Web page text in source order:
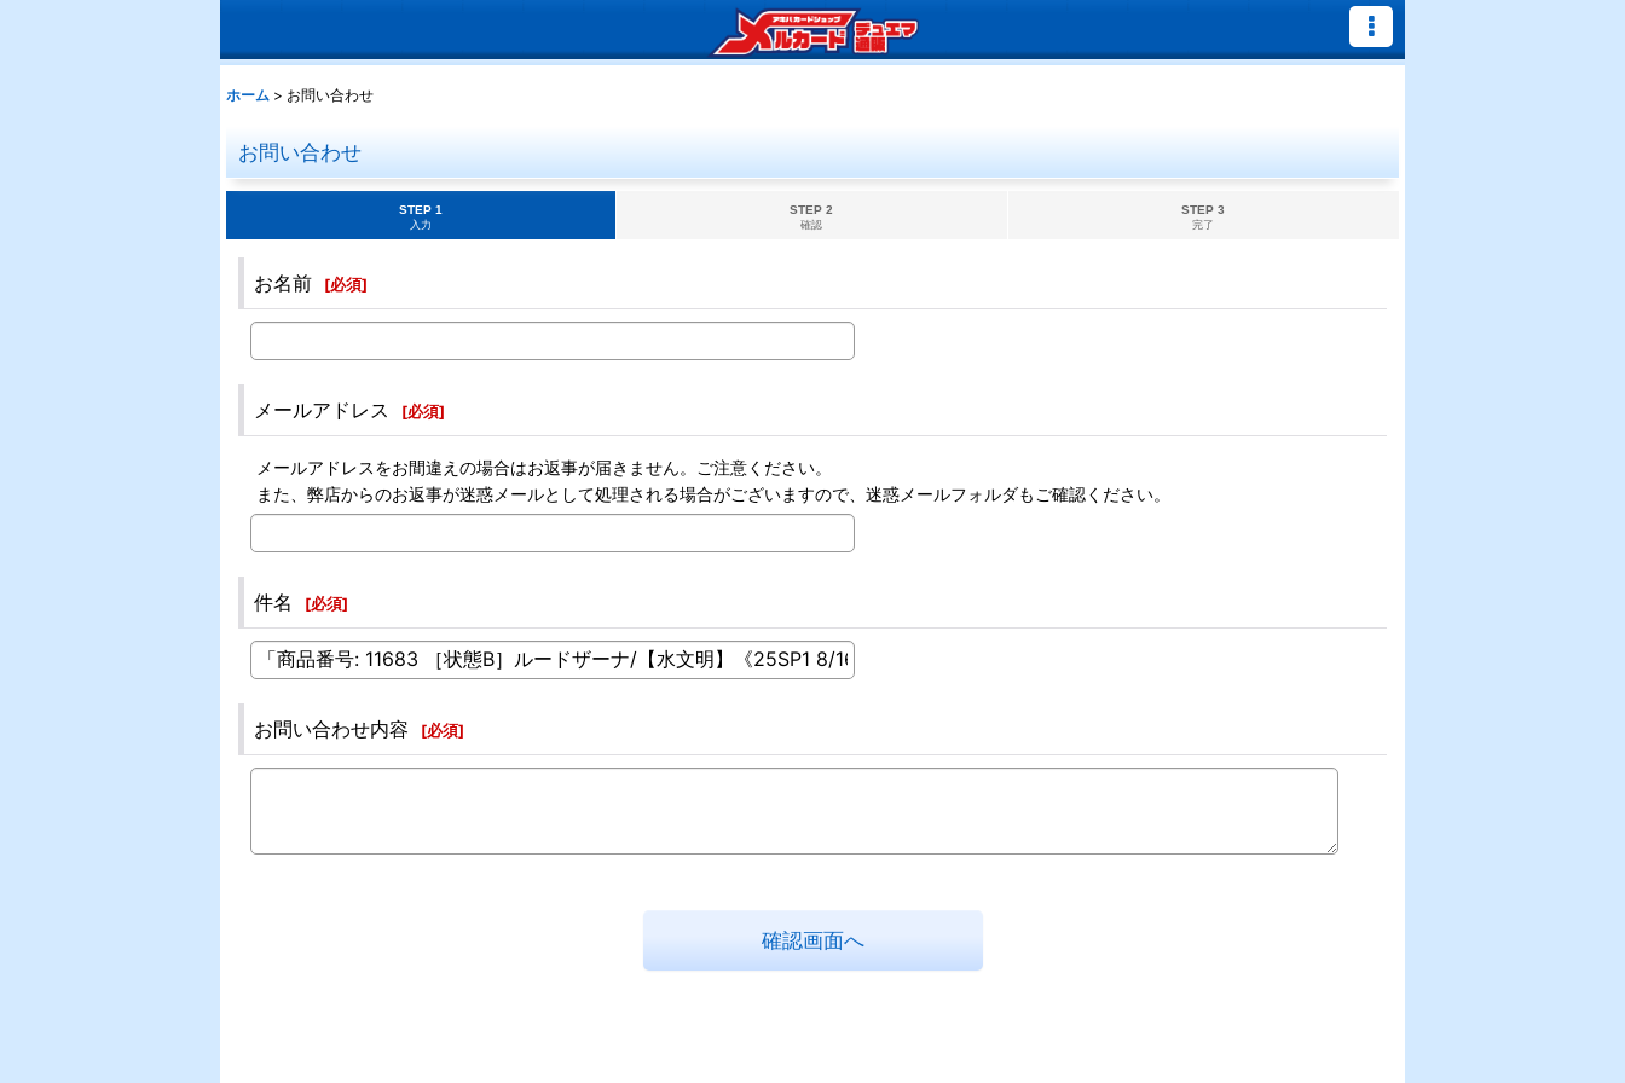
ホーム > お問い合わせ
お問い合わせ
STEP 1
入力
STEP 2
確認
STEP 3
完了
お名前 [必須]
メールアドレス [必須]
メールアドレスをお間違えの場合はお返事が届きません。ご注意ください。
また、弊店からのお返事が迷惑メールとして処理される場合がございますので、迷惑メールフォルダもご確認ください。
件名 [必須]
お問い合わせ内容 [必須]
確認画面へ